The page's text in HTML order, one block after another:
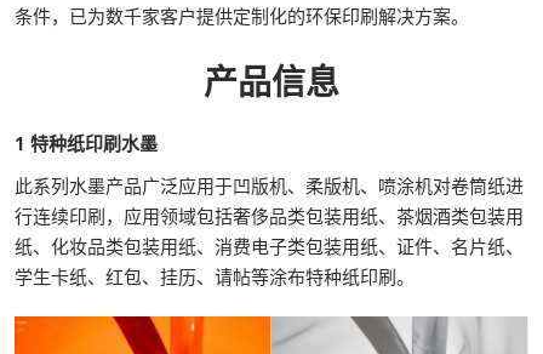
条件，已为数千家客户提供定制化的环保印刷解决方案。
产品信息
1 特种纸印刷水墨
此系列水墨产品广泛应用于凹版机、柔版机、喷涂机对卷筒纸进
行连续印刷，应用领域包括奢侈品类包装用纸、茶烟酒类包装用
纸、化妆品类包装用纸、消费电子类包装用纸、证件、名片纸、
学生卡纸、红包、挂历、请帖等涂布特种纸印刷。